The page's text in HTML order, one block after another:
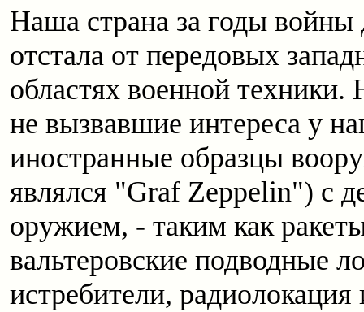
Наша страна за годы войны
отстала от передовых
областях военной
не вызвавшие интереса у
иностранные образцы
являлся "Graf Zeppelin") с
оружием, - таким как
вальтеровские подводные
истребители, радиолокация